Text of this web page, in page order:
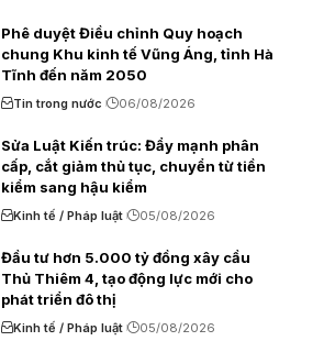
Phê duyệt Điều chỉnh Quy hoạch
chung Khu kinh tế Vũng Áng, tỉnh Hà
Tĩnh đến năm 2050
Tin trong nước 06/08/2026
Sửa Luật Kiến trúc: Đẩy mạnh phân
cấp, cắt giảm thủ tục, chuyển từ tiền
kiểm sang hậu kiểm
Kinh tế / Pháp luật 05/08/2026
Đầu tư hơn 5.000 tỷ đồng xây cầu
Thủ Thiêm 4, tạo động lực mới cho
phát triển đô thị
Kinh tế / Pháp luật 05/08/2026